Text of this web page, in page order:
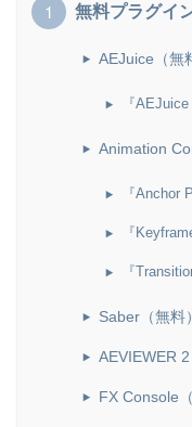
無料プラグイ
AEJuice（無
『AEJuice
Animation
『Anchor
『
『
Saber（無料）
AEVIEWER 2
FX Console